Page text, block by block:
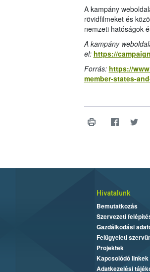
A kampány
rövidfilmeket és
nemzeti hatóságok
A kampány
el: https://
Forrás: https://
member-states-
Hivatalunk
Bemutatkozás
Szervezeti
Gazdálkodási
Felügyeleti
Projektek
Kapcsolódó linkek
Adatkezelési